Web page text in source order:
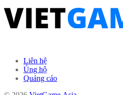
Liên hệ
Ủng hộ
Quảng cáo